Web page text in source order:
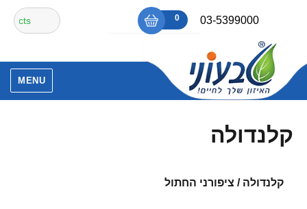
content
03-5399000
₪0
0
אין מוצרים בסל הקניות.
חיפוש
עבור:
MENU
קלנדולה
קלנדולה / ציפורני החתול